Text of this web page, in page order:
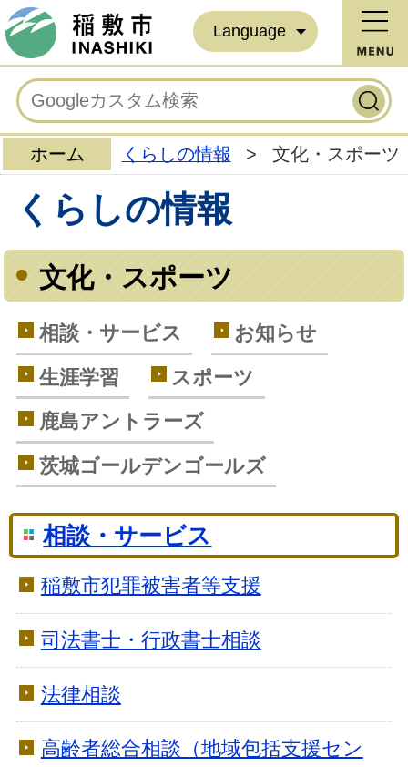
Language
ホーム くらしの情報 > 文化・スポーツ
くらしの情報
文化・スポーツ
相談・サービス
お知らせ
生涯学習
スポーツ
鹿島アントラーズ
茨城ゴールデンゴールズ
相談・サービス
稲敷市犯罪被害者等支援
司法書士・行政書士相談
法律相談
高齢者総合相談（地域包括支援セン